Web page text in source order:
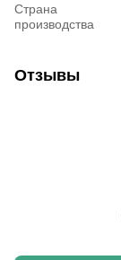
Страна
производства
Отзывы